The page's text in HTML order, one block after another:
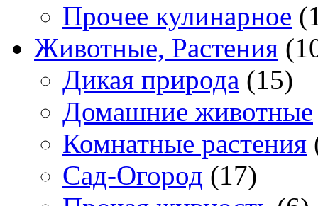
Прочее кулинарное
Животные, Растения
Дикая природа (15)
Домашние животные
Комнатные растения
Сад-Огород (17)